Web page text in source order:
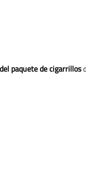
paquete de cigarrillos